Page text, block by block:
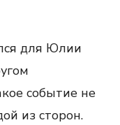
для Юлии
событие не
из сторон.